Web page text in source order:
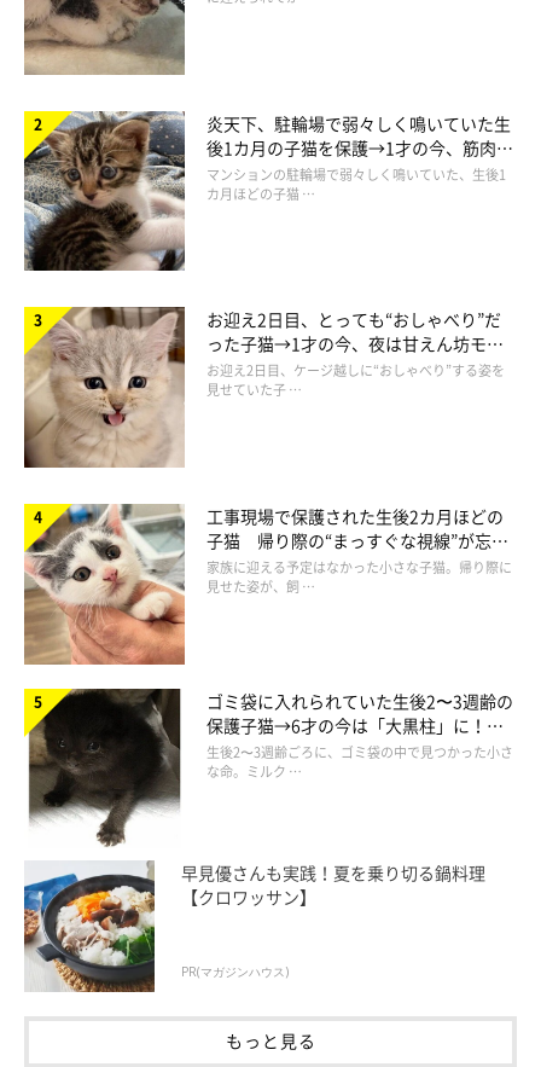
「横座り」する猫の気持ち
ねこのきもち投稿写真ギャラリー
横座りは、後ろ足を横に投げ出して座る姿勢のこと。
本誌を監修した今泉先生によれば、横座りは猫にとって、一番ラ
クで自然な休み姿勢。足やしっぽ、胴体の力を抜いて、首から上
だけを起こして周りを眺めるこのポーズは、チーターなど野生の
ネコ科動物の休み方でもあるのだそう。
炎天下、駐輪場で弱々しく鳴いていた生
後1カ月の子猫を保護→1才の今、筋肉質
でツンデレなコに成長
マンションの駐輪場で弱々しく鳴いていた、生後1
カ月ほどの子猫 …
お迎え2日目、とっても“おしゃべり”だ
った子猫→1才の今、夜は甘えん坊モー
ドになるコに成長！
お迎え2日目、ケージ越しに“おしゃべり”する姿を
見せていた子 …
工事現場で保護された生後2カ月ほどの
子猫 帰り際の“まっすぐな視線”が忘れ
られず、家族の一員に
家族に迎える予定はなかった小さな子猫。帰り際に
見せた姿が、飼 …
ゴミ袋に入れられていた生後2〜3週齢の
保護子猫→6才の今は「大黒柱」に！
美しい黒猫に成長した姿にグッとくる
生後2〜3週齢ごろに、ゴミ袋の中で見つかった小さ
な命。ミルク …
早見優さんも実践！夏を乗り切る鍋料理
【クロワッサン】
PR(マガジンハウス)
もっと見る